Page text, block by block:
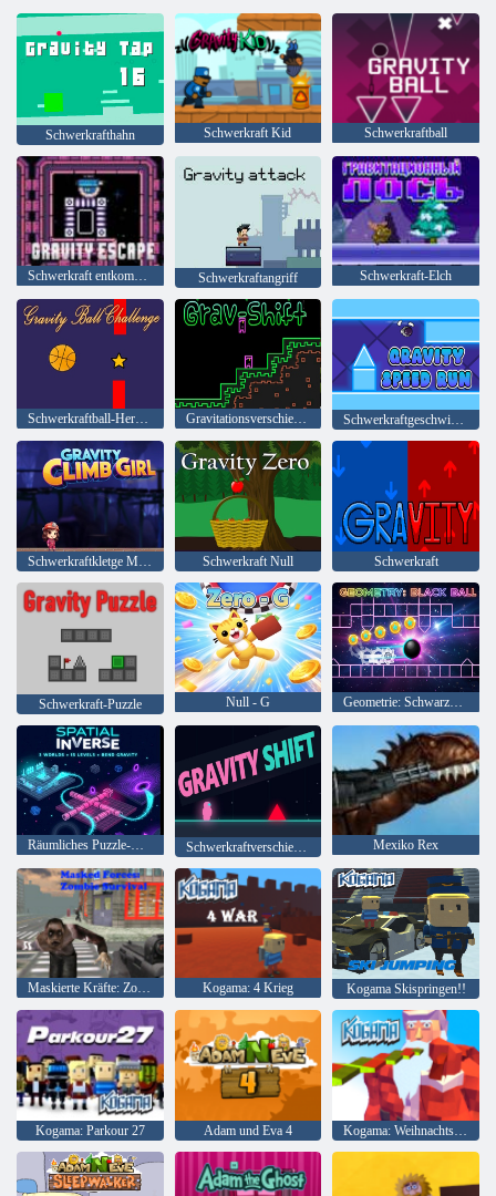
Schwerkrafthahn Schwerkraft Kid Schwerkraftball
Schwerkraft entkommen Schwerkraftangriff Schwerkraft-Elch
Schwerkraftball-Herausforderung Gravitationsverschiebung Schwerkraftgeschwindigkeit
Schwerkraftkletge Mädchen Schwerkraft Null Schwerkraft
Schwerkraft-Puzzle Null - G Geometrie: Schwarze Kugel
Räumliches Puzzle-Abenteuer mit umgekehrter Schwerkraft Schwerkraftverschiebung Mexiko Rex
Maskierte Kräfte: Zombie-Überleben Kogama: 4 Krieg Kogama Skispringen!!
Kogama: Parkour 27 Adam und Eva 4 Kogama: Weihnachtsparkour